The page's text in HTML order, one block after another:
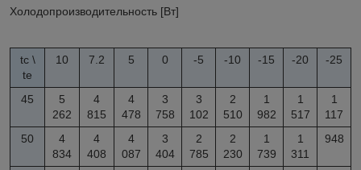
Холодопроизводительность [Вт]
tc\
te
10 7.2 5 0 -5 -10 -15 -20 -25
45
5
262
4
815
4
478
3
758
3
102
2
510
1
982
1
517
1
117
50
4
834
4
408
4
087
3
404
2
785
2
230
1
739
1
311
948